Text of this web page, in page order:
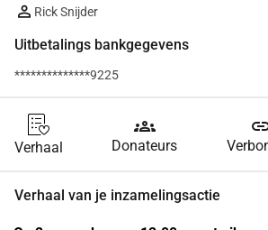
Rick Snijder
Uitbetalings bankgegevens
**************9225
Verhaal
groups
Donateurs
Verhaal van je inzamelingsactie